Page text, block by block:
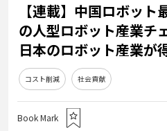
【連載】中国ロボッ
の⼈型ロボット産業チ
日本のロボット産業が
コスト削減 社会貢献
Book Mark